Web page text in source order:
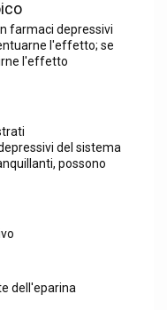
farmaci depressivi
l'effetto; se
l'effetto
del sistema
possono
dell'eparina